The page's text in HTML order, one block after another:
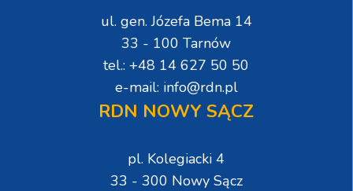
ul. gen. Józefa Bema 14
33 - 100 Tarnów
tel.: +48 14 627 50 50
e-mail: info@rdn.pl
RDN NOWY SĄCZ
pl. Kolegiacki 4
33 - 300 Nowy Sącz